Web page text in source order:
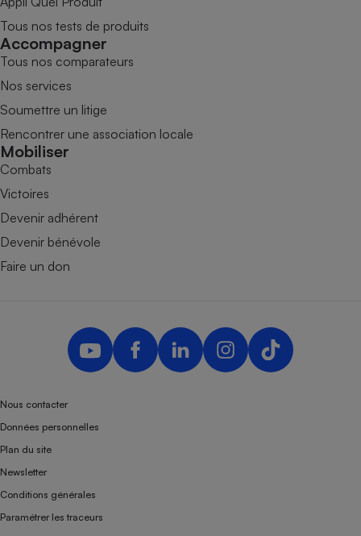
Tous nos tests de produits
Accompagner
Tous nos comparateurs
Nos services
Soumettre un litige
Rencontrer une association locale
Mobiliser
Combats
Victoires
Devenir adhérent
Devenir bénévole
Faire un don
Nous contacter
Données personnelles
Plan du site
Newsletter
Conditions générales
Paramétrer les traceurs